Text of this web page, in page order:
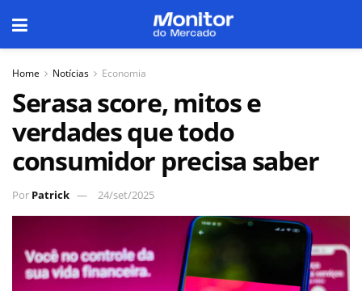
Home Notícias Economia
Serasa score, mitos e
verdades que todo
consumidor precisa saber
Por Patrick 24/set/2025